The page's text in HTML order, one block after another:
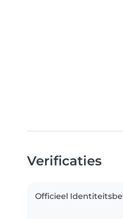
Verificaties
Officieel